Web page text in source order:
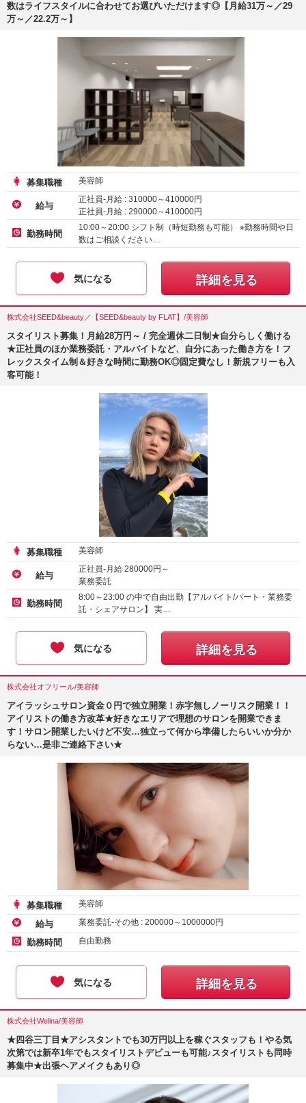
数はライフスタイルに合わせてお選びいただけます◎【月給31万～／29
万～／22.2万～】
募集職種 美容師
給与
正社員-月給 : 310000～410000円
正社員-月給 : 290000～410000円
正社員-月給 :222300～ 258750円
勤務時間
10:00～20:00 シフト制（時短勤務も可能） ※勤務時間や日
数はご相談ください…
気になる 詳細を見る
株式会社SEED&beauty／【SEED&beauty by FLAT】/美容師
スタイリスト募集！月給28万円～ / 完全週休二日制★自分らしく働ける
★正社員のほか業務委託・アルバイトなど、自分にあった働き方を！フ
レックスタイム制＆好きな時間に勤務OK◎固定費なし！新規フリーも入
客可能！
募集職種 美容師
給与
正社員-月給 280000円～
業務委託
アルバイト・パート-時給1600円～
勤務時間
8:00～23:00 の中で自由出勤【アルバイト/パート・業務委
託・シェアサロン】 実…
気になる 詳細を見る
株式会社オフリール/美容師
アイラッシュサロン資金０円で独立開業！赤字無しノーリスク開業！！
アイリストの働き方改革★好きなエリアで理想のサロンを開業できま
す！サロン開業したいけど不安…独立って何から準備したらいいか分か
らない…是非ご連絡下さい★
募集職種 美容師
給与 業務委託-その他 : 200000～ 1000000円
勤務時間 自由勤務
気になる 詳細を見る
株式会社Welina/美容師
★四谷三丁目★アシスタントでも30万円以上を稼ぐスタッフも！やる気
次第では新卒1年でもスタイリストデビューも可能♪スタイリストも同時
募集中★出張ヘアメイクもあり◎